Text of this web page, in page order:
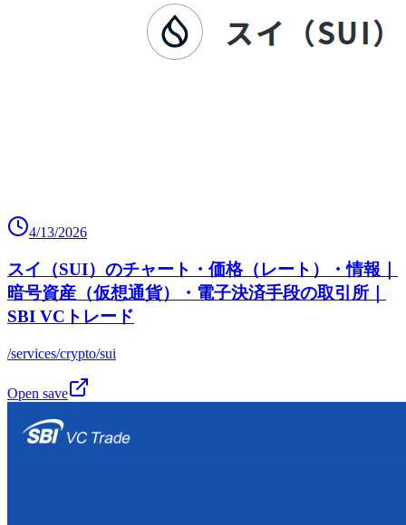
4/13/2026
スイ（SUI）のチャート・価格（レート）・情報｜
暗号資産（仮想通貨）・電子決済手段の取引所｜
SBI VCトレード
/services/crypto/sui
Open save